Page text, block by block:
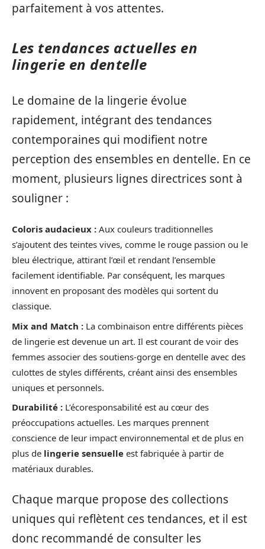
parfaitement à vos attentes.
Les tendances actuelles en
lingerie en dentelle
Le domaine de la lingerie évolue
rapidement, intégrant des tendances
contemporaines qui modifient notre
perception des ensembles en dentelle. En ce
moment, plusieurs lignes directrices sont à
souligner :
Coloris audacieux : Aux couleurs traditionnelles
s’ajoutent des teintes vives, comme le rouge passion ou le
bleu électrique, attirant l’œil et rendant l’ensemble
facilement identifiable. Par conséquent, les marques
innovent en proposant des modèles qui sortent du
classique.
Mix and Match : La combinaison entre différents pièces
de lingerie est devenue un art. Il est courant de voir des
femmes associer des soutiens-gorge en dentelle avec des
culottes de styles différents, créant ainsi des ensembles
uniques et personnels.
Durabilité : L’écoresponsabilité est au cœur des
préoccupations actuelles. Les marques prennent
conscience de leur impact environnemental et de plus en
plus de lingerie sensuelle est fabriquée à partir de
matériaux durables.
Chaque marque propose des collections
uniques qui reflètent ces tendances, et il est
donc recommandé de consulter les